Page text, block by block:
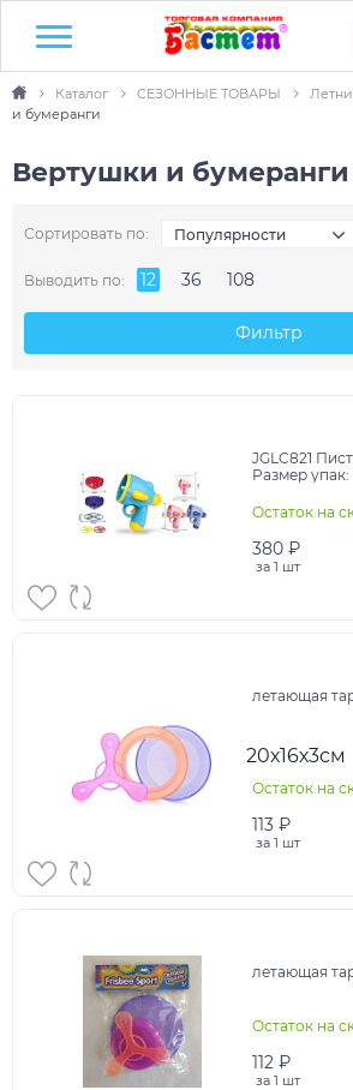
Каталог СЕЗОННЫЕ ТОВАРЫ
и бумеранги
Вертушки и бумеранги
Сортировать по: Популярности
Выводить по: 12 36 108
Фильтр
JGLC821 Пистолет-запуск.
Размер упак:
Остаток на
380 ₽
за 1 шт
летающая
20х16х3см
Остаток на
113 ₽
за 1 шт
летающая
Остаток на
112 ₽
за 1 шт